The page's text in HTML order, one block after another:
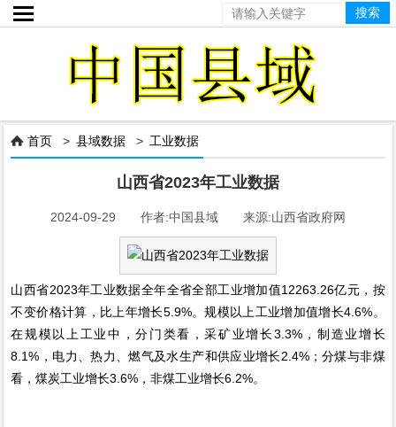

 首页 >县域数据 > 工业数据
山西省2023年工业数据
2024-09-29 作者:中国县域 来源:山西省政府网
山西省2023年工业数据全年全省全部工业增加值12263.26亿元，按
不变价格计算，比上年增长5.9%。规模以上工业增加值增长4.6%。
在规模以上工业中，分门类看，采矿业增长3.3%，制造业增长
8.1%，电力、热力、燃气及水生产和供应业增长2.4%；分煤与非煤
看，煤炭工业增长3.6%，非煤工业增长6.2%。